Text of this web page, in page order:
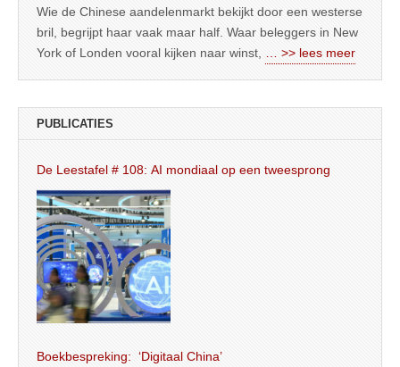
Wie de Chinese aandelenmarkt bekijkt door een westerse
bril, begrijpt haar vaak maar half. Waar beleggers in New
York of Londen vooral kijken naar winst,
… >> lees meer
PUBLICATIES
De Leestafel # 108: AI mondiaal op een tweesprong
Boekbespreking: ‘Digitaal China’